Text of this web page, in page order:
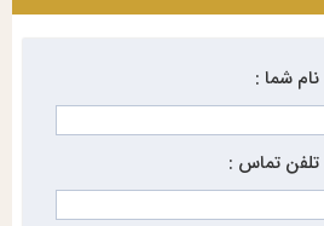
نام شما :
تلفن تماس :